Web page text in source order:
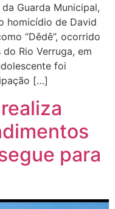
Guarda Municipal,
homicídio de David
“Dêdê”, ocorrido
Rio Verruga, em
foi
[…]
para